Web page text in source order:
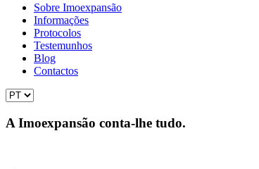
Sobre Imoexpansão
Informações
Protocolos
Testemunhos
Blog
Contactos
A Imoexpansão conta-lhe tudo.